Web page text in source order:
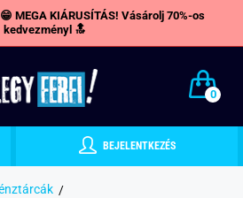
MEGA KIÁRUSÍTÁS! Vásárolj 70%-os
kedvezményl 🔝
0
BEJELENTKEZÉS